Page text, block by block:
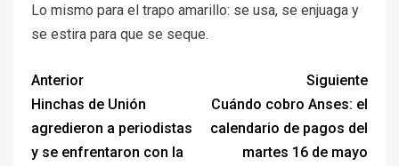
Lo mismo para el trapo amarillo: se usa, se enjuaga y
se estira para que se seque.
Anterior
Hinchas de Unión
agredieron a periodistas
y se enfrentaron con la
Siguiente
Cuándo cobro Anses: el
calendario de pagos del
martes 16 de mayo